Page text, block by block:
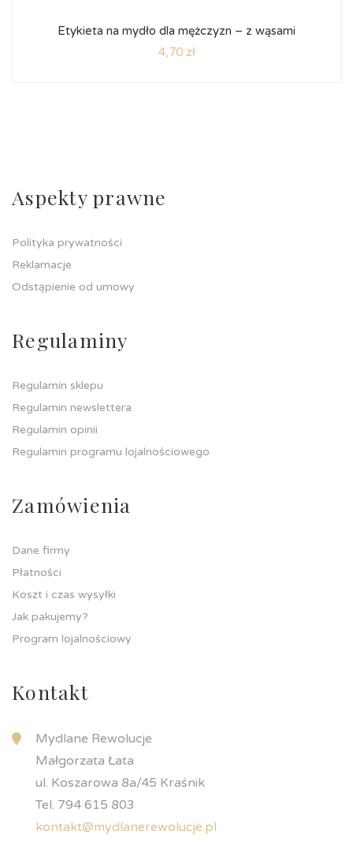
Etykieta na mydło dla mężczyzn – z wąsami
4,70 zł
Aspekty prawne
Polityka prywatności
Reklamacje
Odstąpienie od umowy
Regulaminy
Regulamin sklepu
Regulamin newslettera
Regulamin opinii
Regulamin programu lojalnościowego
Zamówienia
Dane firmy
Płatności
Koszt i czas wysyłki
Jak pakujemy?
Program lojalnościowy
Kontakt
Mydlane Rewolucje
Małgorzata Łata
ul. Koszarowa 8a/45 Kraśnik
Tel. 794 615 803
kontakt@mydlanerewolucje.pl